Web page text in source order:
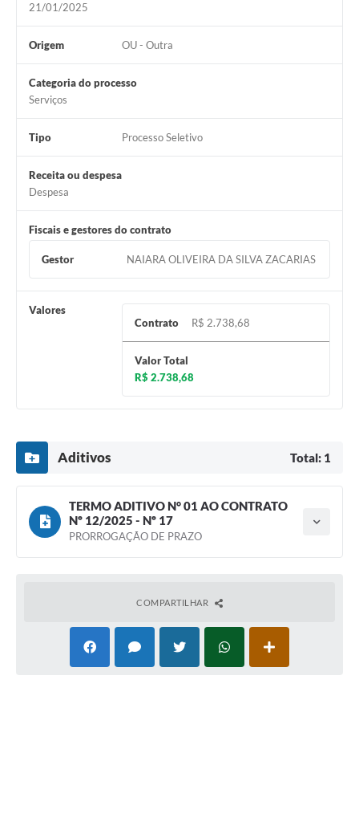
Contas Públicas
Diário Oficial
Legislação
Ouvidoria Municipal
PPA
Nota Fiscal Eletrônica
e-SIC
21/01/2025
Origem OU - Outra
Categoria do processo
Serviços
Tipo Processo Seletivo
Receita ou despesa
Despesa
Fiscais e gestores do contrato
Gestor NAIARA OLIVEIRA DA SILVA ZACARIAS
Valores
Contrato
R$ 2.738,68
Valor Total
R$ 2.738,68
Aditivos Total: 1
TERMO ADITIVO N° 01 AO CONTRATO
Nº 12/2025 - Nº 17
PRORROGAÇÃO DE PRAZO
Tipo do termo: Termo Aditivo
COMPARTILHAR